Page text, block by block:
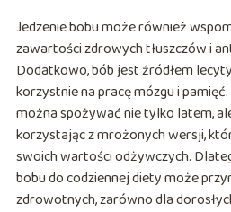
Jedzenie bobu może również
zawartości zdrowych tłuszczów i
Dodatkowo, bób jest źródłem
korzystnie na pracę mózgu i
można spożywać nie tylko latem,
korzystając z mrożonych wersji,
swoich wartości odżywczych.
bobu do codziennej diety może
zdrowotnych, zarówno dla